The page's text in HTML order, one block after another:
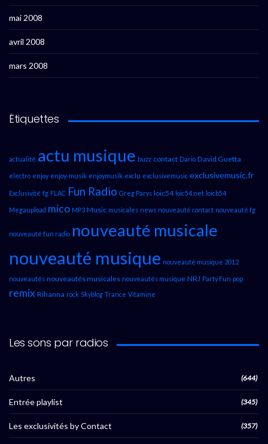
mai 2008
avril 2008
mars 2008
Étiquettes
actualité actu musique buzz contact Dario David Guetta
electro enjoy enjoy-musik enjoymusik exclu exclusivemusic exclusivemusic.fr
Exclusivité fg FLAC Fun Radio Greg Parys loic54 loic54.net loicb54
Megaupload mico MP3 Music musicales news nouveauté contact nouveauté fg
nouveauté fun radio nouveauté musicale
nouveauté musique nouveauté musique 2012
nouveautés nouveautés musicales nouveautés musique NRJ Party Fun pop
remix Rihanna rock Skyblog Trance Vitamine
Les sons par radios
Autres (644)
Entrée playlist (345)
Les exclusivités by Contact (357)